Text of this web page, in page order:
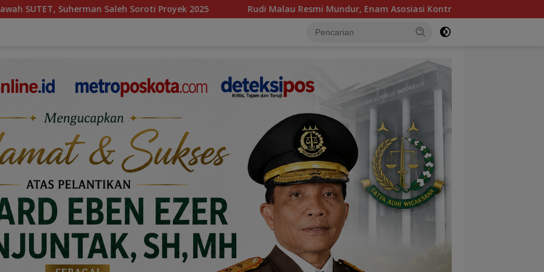
Soroti Proyek 2025 Rudi Malau Resmi Mundur, Enam Asosiasi Kontruksi Kompak Dukung dr. Karlina Jadi Ketua